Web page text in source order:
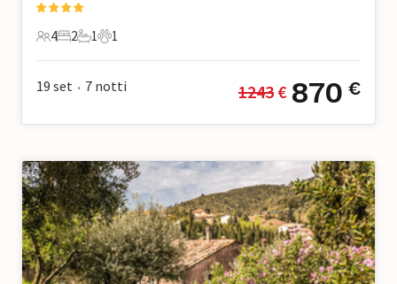
4 Ospiti
4
2 Camere da letto
2
1 Bagno
1
1 Animale domestico
1
19 set • 7 notti 1243 € 870 €